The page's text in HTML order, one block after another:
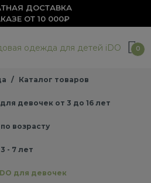
ДОСТАВКА
ОТ 10 000₽
0
Каталог товаров
девочек от 3 до 16 лет
возрасту
- 7 лет
для девочек